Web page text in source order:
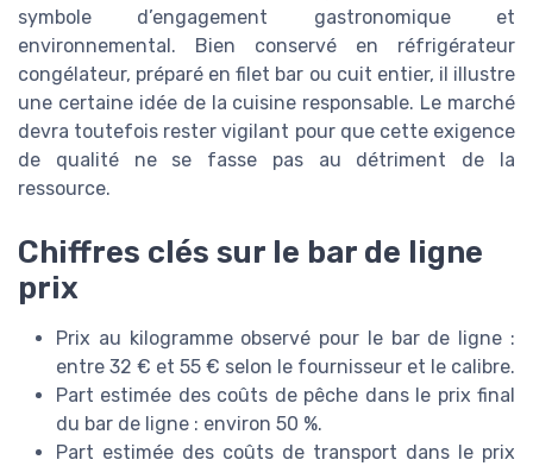
symbole d’engagement gastronomique et
environnemental. Bien conservé en réfrigérateur
congélateur, préparé en filet bar ou cuit entier, il illustre
une certaine idée de la cuisine responsable. Le marché
devra toutefois rester vigilant pour que cette exigence
de qualité ne se fasse pas au détriment de la
ressource.
Chiffres clés sur le bar de ligne
prix
Prix au kilogramme observé pour le bar de ligne :
entre 32 € et 55 € selon le fournisseur et le calibre.
Part estimée des coûts de pêche dans le prix final
du bar de ligne : environ 50 %.
Part estimée des coûts de transport dans le prix